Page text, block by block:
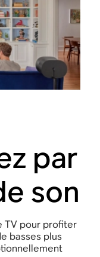
par
son
TV pour profiter
basses plus